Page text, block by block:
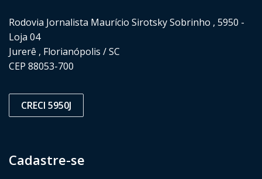
Rodovia Jornalista Maurício Sirotsky Sobrinho , 5950 -
Loja 04
Jurerê , Florianópolis / SC
CEP 88053-700
CRECI 5950J
Cadastre-se